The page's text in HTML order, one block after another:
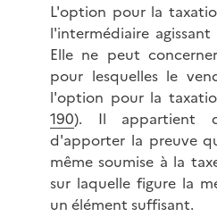
L'option pour la
l'intermédiaire
Elle ne peut
pour lesquelles le
l'option pour la
190). Il appartient
d'apporter la preuve
même soumise à la
sur laquelle figure la
un élément suffisant.